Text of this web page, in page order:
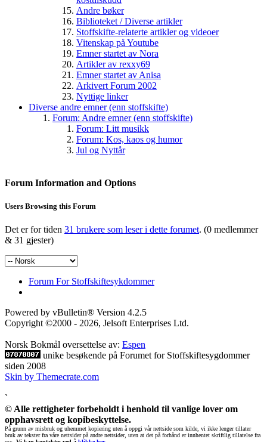
Andre bøker
Biblioteket / Diverse artikler
Stoffskifte-relaterte artikler og videoer
Vitenskap på Youtube
Emner startet av Nora
Artikler av rexxy69
Emner startet av Anisa
Arkivert Forum 2002
Nyttige linker
Diverse andre emner (enn stoffskifte)
Forum: Andre emner (enn stoffskifte)
Forum: Litt musikk
Forum: Kos, kaos og humor
Jul og Nyttår
Forum Information and Options
Users Browsing this Forum
Det er for tiden 31 brukere som leser i dette forumet. (0 medlemmer
& 31 gjester)
Forum For Stoffskiftesykdommer
Powered by vBulletin® Version 4.2.5
Copyright ©2000 - 2026, Jelsoft Enterprises Ltd.
Norsk Bokmål oversettelse av: Espen
unike besøkende på Forumet for Stoffskiftesygdommer
siden 2008
Skin by Themecrate.com
`
© Alle rettigheter forbeholdt i henhold til vanlige lover om
opphavsrett og kopibeskyttelse.
På grunn av misbruk og uhemmet kopiering uten å oppgi vår nettside som kilde, vi ikke lenger tillater
bruk av tekster fra våre nettsider på andre nettsider, uten at det på forhånd er innhentet skriftlig tillatelse fra